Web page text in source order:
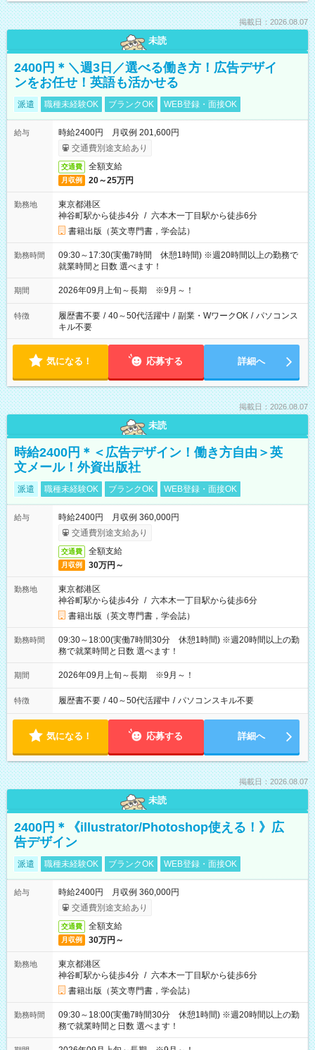
掲載日：2026.08.07
未読
2400円＊＼週3日／選べる働き方！広告デザイ
ンをお任せ！英語も活かせる
派遣 職種未経験OK ブランクOK WEB登録・面接OK
給与
時給2400円 月収例 201,600円
交通費別途支給あり
交通費 全額支給
月収例 20～25万円
勤務地
東京都港区
神谷町駅から徒歩4分 / 六本木一丁目駅から徒歩6分
書籍出版（英文専門書，学会誌）
勤務時間
09:30～17:30(実働7時間 休憩1時間) ※週20時間以上の勤務で
就業時間と日数 選べます！
期間 2026年09月上旬～長期 ※9月～！
特徴 履歴書不要 / 40～50代活躍中 / 副業・WワークOK / パソコンス
キル不要
気になる！ 応募する 詳細へ
掲載日：2026.08.07
未読
時給2400円＊＜広告デザイン！働き方自由＞英
文メール！外資出版社
派遣 職種未経験OK ブランクOK WEB登録・面接OK
給与
時給2400円 月収例 360,000円
交通費別途支給あり
交通費 全額支給
月収例 30万円～
勤務地
東京都港区
神谷町駅から徒歩4分 / 六本木一丁目駅から徒歩6分
書籍出版（英文専門書，学会誌）
勤務時間
09:30～18:00(実働7時間30分 休憩1時間) ※週20時間以上の勤
務で就業時間と日数 選べます！
期間 2026年09月上旬～長期 ※9月～！
特徴 履歴書不要 / 40～50代活躍中 / パソコンスキル不要
気になる！ 応募する 詳細へ
掲載日：2026.08.07
未読
2400円＊《illustrator/Photoshop使える！》広
告デザイン
派遣 職種未経験OK ブランクOK WEB登録・面接OK
給与
時給2400円 月収例 360,000円
交通費別途支給あり
交通費 全額支給
月収例 30万円～
勤務地
東京都港区
神谷町駅から徒歩4分 / 六本木一丁目駅から徒歩6分
書籍出版（英文専門書，学会誌）
勤務時間
09:30～18:00(実働7時間30分 休憩1時間) ※週20時間以上の勤
務で就業時間と日数 選べます！